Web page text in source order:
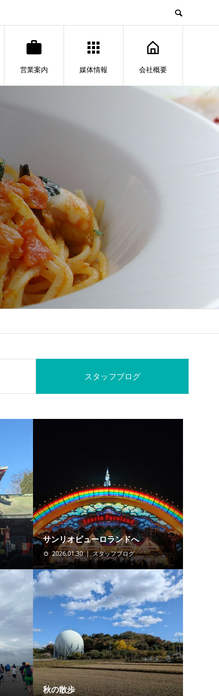
営業案内 媒体情報 会社概要
スタッフブログ
サンリオピューロランドへ
2026.01.30 スタッフブログ
秋の散歩